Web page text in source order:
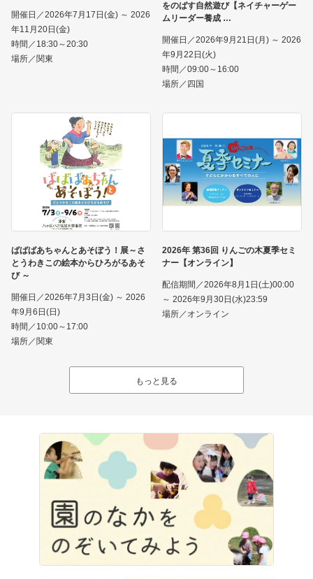
開催日／2026年7月17日(金) ～ 2026
年11月20日(金)
時間／18:30～20:30
場所／関東
をのばす自然遊び【ネイチャーゲー
ムリーダー養成
開催日／2026年9月21日(月) ～ 2026
年9月22日(火)
時間／09:00～16:00
場所／四国
ばばばあちゃんとあそぼう！展～さ
とうわきこの絵本からひろがるあそ
び ～
開催日／2026年7月3日(金) ～ 2026
年9月6日(日)
時間／10:00～17:00
場所／関東
2026年 第36回 りんごの木夏季セミ
ナー【オンライン】
配信期間／2026年8月1日(土)00:00
～ 2026年9月30日(水)23:59
場所／オンライン
もっと見る